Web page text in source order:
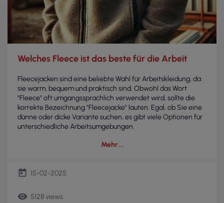
Welches Fleece ist das beste für die Arbeit
Fleecejacken sind eine beliebte Wahl für Arbeitskleidung, da
sie warm, bequem und praktisch sind. Obwohl das Wort
"Fleece" oft umgangssprachlich verwendet wird, sollte die
korrekte Bezeichnung "Fleecejacke" lauten. Egal, ob Sie eine
dünne oder dicke Variante suchen, es gibt viele Optionen für
unterschiedliche Arbeitsumgebungen.
Mehr
today 15-02-2025
remove_red_eye 5128 views